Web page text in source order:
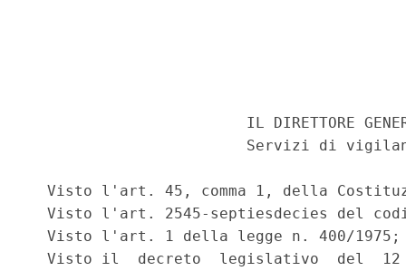
IL DIRETTORE
Servizi di
Visto l'art. 45, comma 1, della
Visto l'art. 2545-septiesdecies del
Visto l'art. 1 della legge n. 400/
Visto il  decreto  legislativo  del